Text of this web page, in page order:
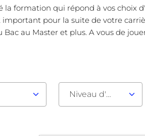
la formation qui répond à vos choix
important pour la suite de votre
au Master et plus. A vous de
Niveau d'admission